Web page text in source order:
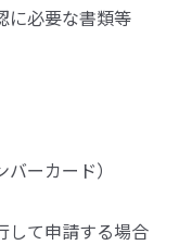
に必要な書類等
ーカード）
して申請する場合